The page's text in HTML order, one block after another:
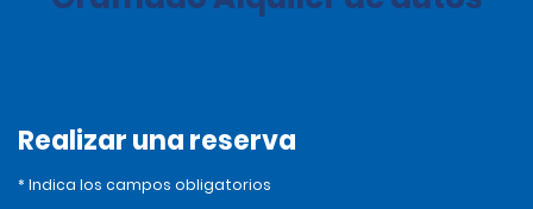
Realizar una reserva
* Indica los campos obligatorios